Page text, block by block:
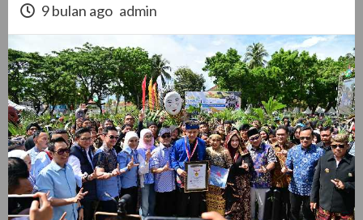
9 bulan ago admin